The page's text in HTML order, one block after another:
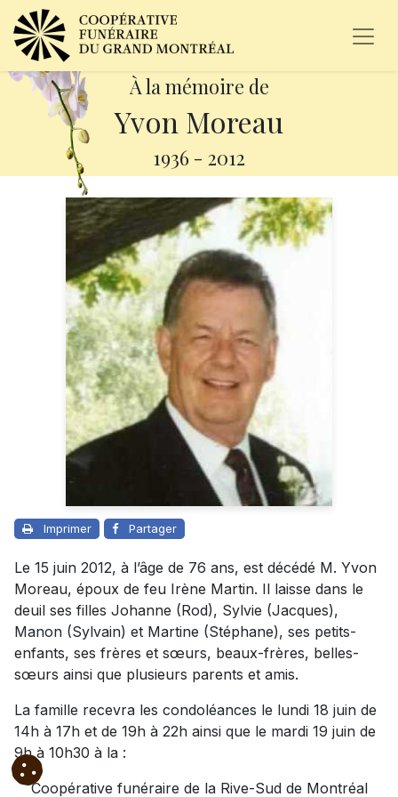
À la mémoire de
Yvon Moreau
1936 - 2012
Imprimer Partager
Le 15 juin 2012, à l’âge de 76 ans, est décédé M. Yvon
Moreau, époux de feu Irène Martin. Il laisse dans le
deuil ses filles Johanne (Rod), Sylvie (Jacques),
Manon (Sylvain) et Martine (Stéphane), ses petits-
enfants, ses frères et sœurs, beaux-frères, belles-
sœurs ainsi que plusieurs parents et amis.
La famille recevra les condoléances le lundi 18 juin de
14h à 17h et de 19h à 22h ainsi que le mardi 19 juin de
9h à 10h30 à la :
Coopérative funéraire de la Rive-Sud de Montréal